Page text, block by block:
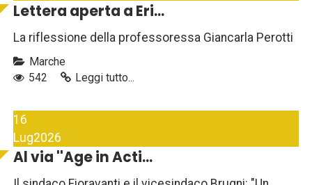
Lettera aperta a Eri...
La riflessione della professoressa Giancarla Perotti
Marche
542
Leggi tutto...
16
Lug2026
Al via ''Age in Acti...